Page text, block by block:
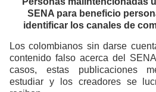
SENA para beneficio
identificar los canales de
Los colombianos sin darse
contenido falso acerca del
casos, estas publicaciones
estudiar y los creadores se